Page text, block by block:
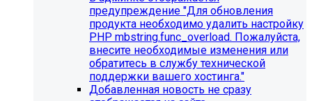
предупреждение "Для обновления
продукта необходимо удалить настройку
PHP mbstring.func_overload. Пожалуйста,
внесите необходимые изменения или
обратитесь в службу технической
поддержки вашего хостинга."
Добавленная новость не сразу